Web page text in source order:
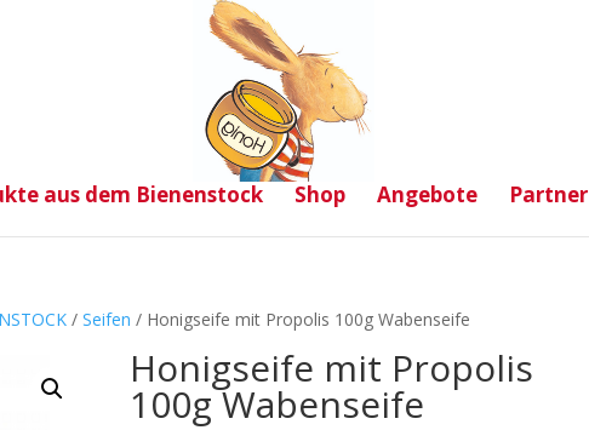
aus dem Bienenstock Shop Angebote Partner
/Seifen / Honigseife mit Propolis 100g Wabenseife
Honigseife mit Propolis
100g Wabenseife